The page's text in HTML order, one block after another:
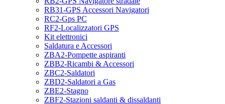
RB31-GPS Accessori Navigatori
RC2-Gps PC
RF2-Localizzatori GPS
Kit elettronici
Saldatura e Accessori
ZBA2-Pompette aspiranti
ZBB2-Ricambi & Accessori
ZBC2-Saldatori
ZBD2-Saldatori a Gas
ZBE2-Stagno
ZBF2-Stazioni saldanti & dissaldanti